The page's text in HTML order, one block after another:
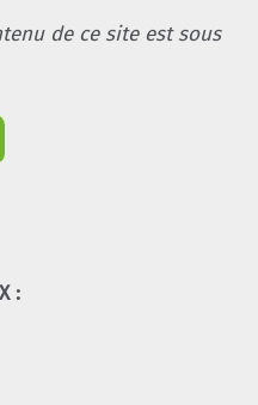
de ce site est sous
: